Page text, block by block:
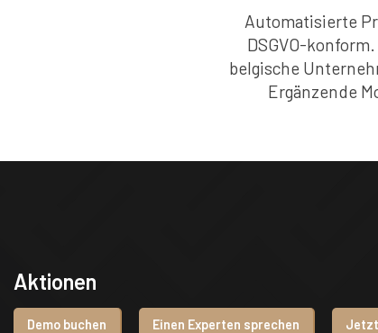
Automatisierte
DSGVO-
belgische
Ergänzende
Aktionen
Demo buchen Einen Experten sprechen